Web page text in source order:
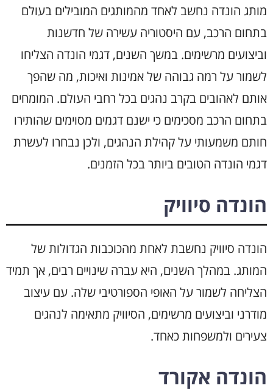
מותג הונדה נחשב לאחד מהמותגים המובילים בעולם
בתחום הרכב, עם היסטוריה עשירה של חדשנות
וביצועים מרשימים. במשך השנים, דגמי הונדה הצליחו
לשמור על רמה גבוהה של אמינות ואיכות, מה שהפך
אותם לאהובים בקרב נהגים בכל רחבי העולם. המומחים
בתחום הרכב מסכימים כי ישנם דגמים מסוימים שהותירו
חותם משמעותי על קהילת הנהגים, ולכן נבחרו לעשרת
דגמי הונדה הטובים ביותר בכל הזמנים.
הונדה סיוויק
הונדה סיוויק נחשבת לאחת מהכוכבות הגדולות של
המותג. במהלך השנים, היא עברה שינויים רבים, אך תמיד
הצליחה לשמור על האופי הספורטיבי שלה. עם עיצוב
מודרני וביצועים מרשימים, הסיוויק מתאימה לנהגים
צעירים ולמשפחות כאחד.
הונדה אקורד